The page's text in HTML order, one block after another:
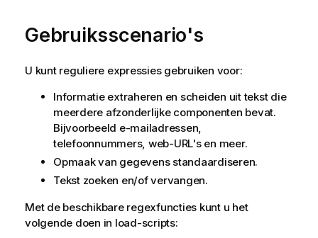
Gebruiksscenario's
U kunt reguliere expressies gebruiken voor:
Informatie extraheren en scheiden uit tekst die
meerdere afzonderlijke componenten bevat.
Bijvoorbeeld e-mailadressen,
telefoonnummers, web-URL's en meer.
Opmaak van gegevens standaardiseren.
Tekst zoeken en/of vervangen.
Met de beschikbare regexfuncties kunt u het
volgende doen in load-scripts: